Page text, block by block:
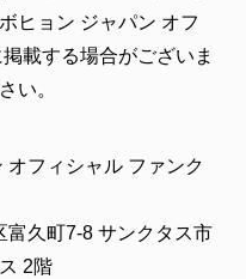
ヒョン ジャパン オフ
載する場合がございま
い。
オフィシャル ファンク
富久町7-8 サンクタス市
2階